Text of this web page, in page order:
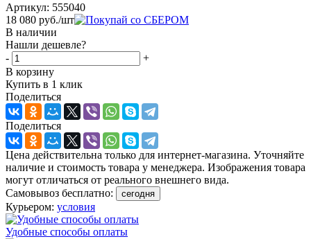
Артикул: 555040
18 080 руб./шт
В наличии
Нашли дешевле?
-
+
В корзину
Купить в 1 клик
Поделиться
Поделиться
Цена действительна только для интернет-магазина. Уточняйте
наличие и стоимость товара у менеджера. Изображения товара
могут отличаться от реального внешнего вида.
Самовывоз бесплатно:
сегодня
Курьером: условия
Удобные способы оплаты